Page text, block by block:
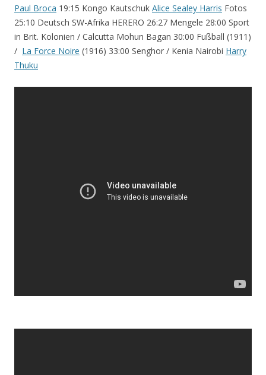
Paul Broca 19:15 Kongo Kautschuk Alice Sealey Harris Fotos
25:10 Deutsch SW-Afrika HERERO 26:27 Mengele 28:00 Sport
in Brit. Kolonien / Calcutta Mohun Bagan 30:00 Fußball (1911)
/ La Force Noire (1916) 33:00 Senghor / Kenia Nairobi Harry
Thuku